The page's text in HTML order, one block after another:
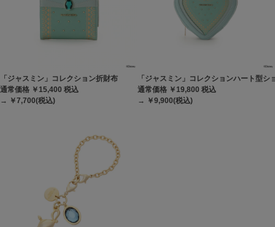
「ジャスミン」コレクション折財布
通常価格 ￥15,400 税込
→ ￥7,700(税込)
「ジャスミン」コレクションハート型シ
通常価格 ￥19,800 税込
→ ￥9,900(税込)